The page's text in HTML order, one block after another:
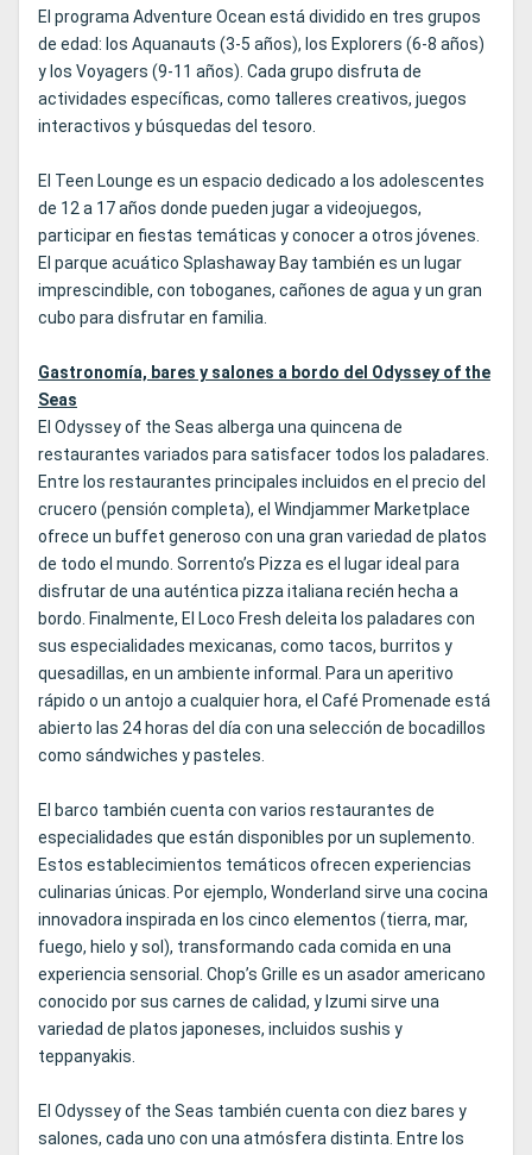
El programa Adventure Ocean está dividido en tres grupos
de edad: los Aquanauts (3-5 años), los Explorers (6-8 años)
y los Voyagers (9-11 años). Cada grupo disfruta de
actividades específicas, como talleres creativos, juegos
interactivos y búsquedas del tesoro.
El Teen Lounge es un espacio dedicado a los adolescentes
de 12 a 17 años donde pueden jugar a videojuegos,
participar en fiestas temáticas y conocer a otros jóvenes.
El parque acuático Splashaway Bay también es un lugar
imprescindible, con toboganes, cañones de agua y un gran
cubo para disfrutar en familia.
Gastronomía, bares y salones a bordo del Odyssey of the
Seas
El Odyssey of the Seas alberga una quincena de
restaurantes variados para satisfacer todos los paladares.
Entre los restaurantes principales incluidos en el precio del
crucero (pensión completa), el Windjammer Marketplace
ofrece un buffet generoso con una gran variedad de platos
de todo el mundo. Sorrento’s Pizza es el lugar ideal para
disfrutar de una auténtica pizza italiana recién hecha a
bordo. Finalmente, El Loco Fresh deleita los paladares con
sus especialidades mexicanas, como tacos, burritos y
quesadillas, en un ambiente informal. Para un aperitivo
rápido o un antojo a cualquier hora, el Café Promenade está
abierto las 24 horas del día con una selección de bocadillos
como sándwiches y pasteles.
El barco también cuenta con varios restaurantes de
especialidades que están disponibles por un suplemento.
Estos establecimientos temáticos ofrecen experiencias
culinarias únicas. Por ejemplo, Wonderland sirve una cocina
innovadora inspirada en los cinco elementos (tierra, mar,
fuego, hielo y sol), transformando cada comida en una
experiencia sensorial. Chop’s Grille es un asador americano
conocido por sus carnes de calidad, y Izumi sirve una
variedad de platos japoneses, incluidos sushis y
teppanyakis.
El Odyssey of the Seas también cuenta con diez bares y
salones, cada uno con una atmósfera distinta. Entre los